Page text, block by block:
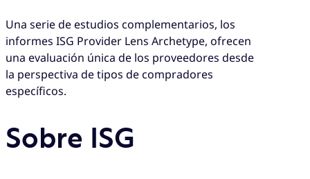
Una serie de estudios complementarios, los
informes ISG Provider Lens Archetype, ofrecen
una evaluación única de los proveedores desde
la perspectiva de tipos de compradores
específicos.
Sobre ISG